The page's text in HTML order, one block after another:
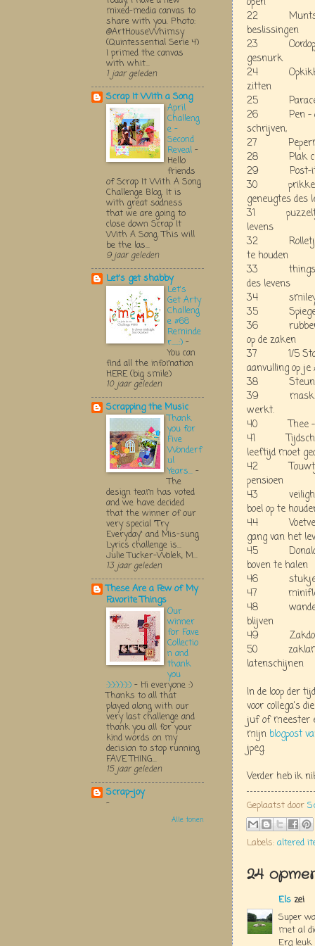
22 Muntstuk
beslissingen
23
gesnurk
24
zitten
25
26 Pen - om
schrijven,
27
28 Plak
29 Post-it
30 prikkers/
geneugtes des
31 puzzeltje -
levens
32 Rolletje
te houden
33 things to
des levens
34 smiley
35 Spiegeltje
36 rubber
op de zaken
37 1/5
aanvulling op
38
39
werkt.
40 Thee -
41 Tijdschrift
leeftijd moet
42 Touwtje -
pensioen
43
boel op te
44
gang van het
45 Donald
boven te halen
46 stukje
47
48 wandel-
blijven
49
50
latenschijnen
In de loop der
voor collega's
juf of meester
mijn blogpost
jpeg.
Verder heb ik
Geplaatst door
Labels: altered
24
Els zei
Super
met al
Erg leuk
mixed-media canvas to
share with you. Photo:
@ArtHouseWhimsy
(Quintessential Serie 4)
I primed the canvas
with whit...
1 jaar geleden
Scrap It With a Song
April
Challeng
e -
Second
Reveal -
Hello
friends
of Scrap It With A Song
Challenge Blog. It is
with great sadness
that we are going to
close down Scrap It
With A Song. This will
be the las...
9 jaar geleden
Let's get shabby
Let's
Get Arty
Challeng
e #68
Reminde
r.....:) -
You can
find all the infomation
HERE (big smile)
10 jaar geleden
Scrapping the Music
Thank
you for
Five
Wonderf
ul
Years... -
The
design team has voted
and we have decided
that the winner of our
very special "Try
Everyday" and Mis-sung
Lyrics challenge is...
Julie Tucker-Wolek, M...
13 jaar geleden
These Are a Few of My
Favorite Things
Our
winner
for Fave
Collectio
n and
thank
you
:):):):):):) - Hi everyone :)
Thanks to all that
played along with our
very last challenge and
thank you all for your
kind words on my
decision to stop running
FAVE THING...
15 jaar geleden
Scrap-joy
-
Alle tonen